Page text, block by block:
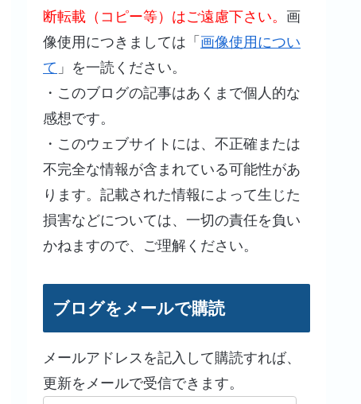
断転載（コピー等）はご遠慮下さい。 画
像使用につきましては「 画像使用につい
て 」を一読ください。
・このブログの記事はあくまで個人的な
感想です。
・このウェブサイトには、不正確または
不完全な情報が含まれている可能性があ
ります。記載された情報によって生じた
損害などについては、一切の責任を負い
かねますので、ご理解ください。
ブログをメールで購読
メールアドレスを記入して購読すれば、
更新をメールで受信できます。